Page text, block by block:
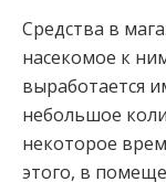
Средства в
насекомое к
выработается
небольшое
некоторое
этого, в